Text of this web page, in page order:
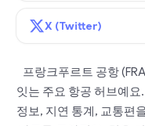
X (Twitter)
프랑크푸르트 공항
잇는 주요 항공 허브예요
정보, 지연 통계, 교통편